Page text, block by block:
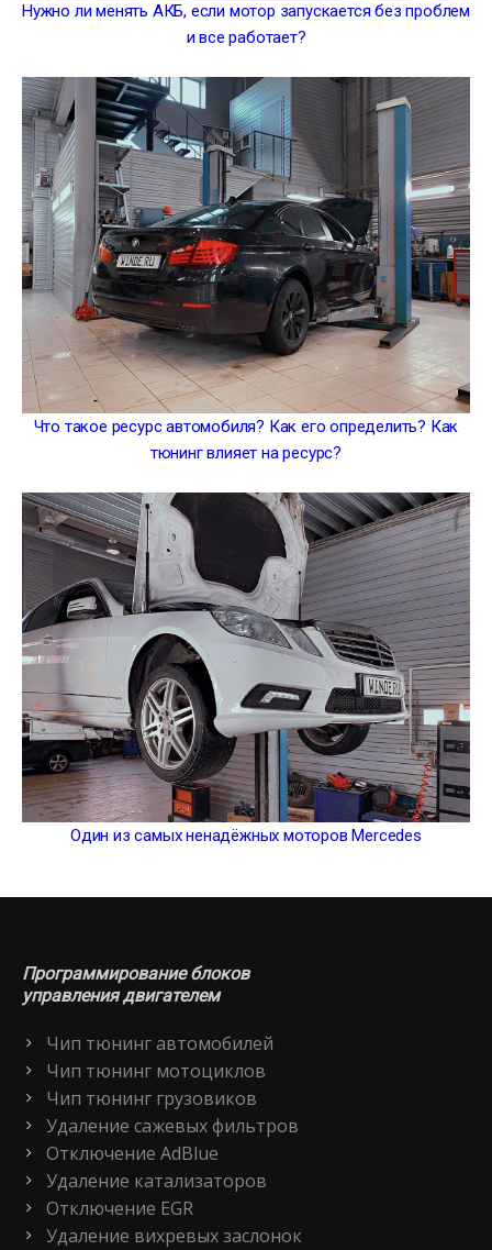
Нужно ли менять АКБ, если мотор запускается без проблем
и все работает?
Что такое ресурс автомобиля? Как его определить? Как
тюнинг влияет на ресурс?
Один из самых ненадёжных моторов Mercedes
Программирование блоков
управления двигателем
Чип тюнинг автомобилей
Чип тюнинг мотоциклов
Чип тюнинг грузовиков
Удаление сажевых фильтров
Отключение AdBlue
Удаление катализаторов
Отключение EGR
Удаление вихревых заслонок